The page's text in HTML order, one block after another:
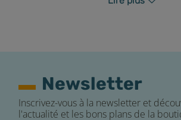
Perte de saveur
Moins de hit en bouche
Léger goût de brulé
Diminution du volume de vapeur
Newsletter
Inscrivez-vous à la newsletter et
l'actualité et les bons plans de la